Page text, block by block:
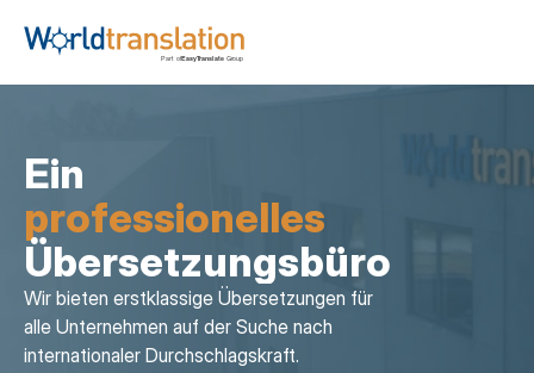
Ein
professionelles
Übersetzungsbüro
Wir bieten erstklassige Übersetzungen für
alle Unternehmen auf der Suche nach
internationaler Durchschlagskraft.